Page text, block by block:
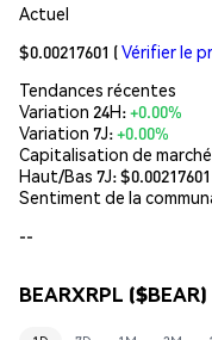
Actuel
$0.00217601 (Vérifier le
Tendances récentes
Variation 24H:+0.00%
Variation 7J:+0.00%
Capitalisation de
Haut/Bas 7J: $0.00217601
Sentiment de la
--
BEARXRPL